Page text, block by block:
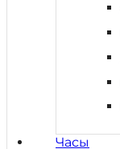
Часы